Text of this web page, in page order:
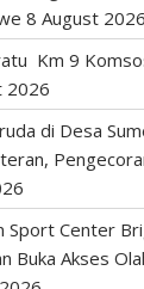
8 August 2026
Km 9
2026
di Desa
Sport Center
Buka Akses